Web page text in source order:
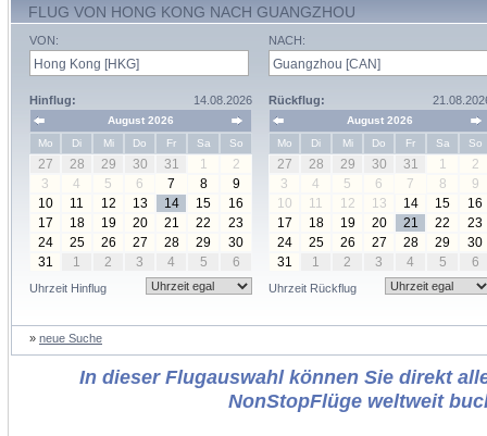
FLUG VON HONG KONG NACH GUANGZHOU
VON:
Hinflug: 14.08.2026
August 2026
Mo
Di Mi Do Fr Sa So
27 28 29 30 31 1
2
3
4 5 6 7 8
9
10
11 12 13 14 15
16
17
18 19 20 21 22
23
24
25 26 27 28 29
30
31
1 2 3 4 5 6
Uhrzeit Hinflug
NACH:
Rückflug:
August 2026
Mo
Di Mi Do Fr Sa So
27 28 29 30 31 1
2
3
4 5 6 7 8
9
10
11 12 13 14 15
16
17
18 19 20 21 22
23
24
25 26 27 28 29
30
31
1 2 3 4 5 6
Uhrzeit Rückflug
» neue Suche
In dieser Flugauswahl können Sie direkt
NonStopFlüge weltweit